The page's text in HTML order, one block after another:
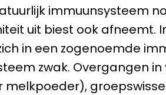
immuunsysteem
uit biest ook afneemt.
in een zogenoemde
zwak. Overgangen
melkpoeder),